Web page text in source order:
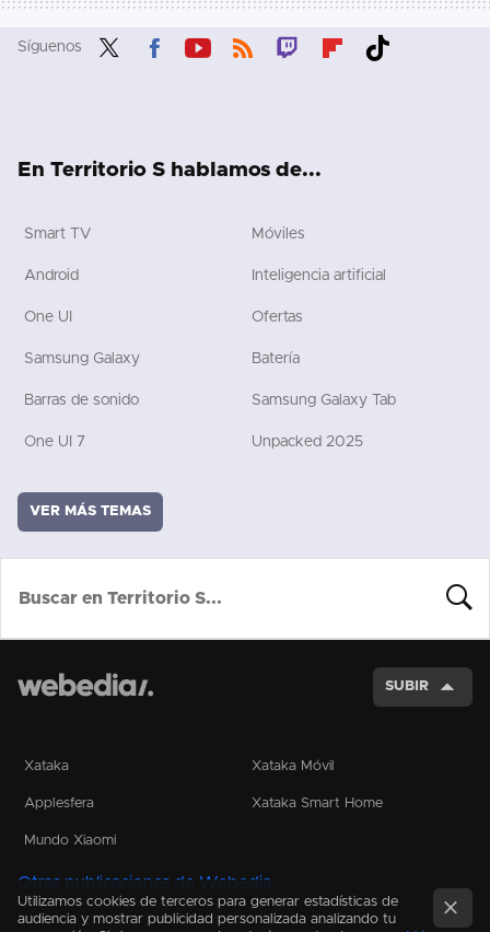
Síguenos
En Territorio S hablamos de...
Smart TV Móviles
Android Inteligencia artificial
One UI Ofertas
Samsung Galaxy Batería
Barras de sonido Samsung Galaxy Tab
One UI 7 Unpacked 2025
VER MÁS TEMAS
SUBIR
Xataka Xataka Móvil
Applesfera Xataka Smart Home
Mundo Xiaomi
Otras publicaciones de Webedia
Utilizamos cookies de terceros para generar estadísticas de
audiencia y mostrar publicidad personalizada analizando tu